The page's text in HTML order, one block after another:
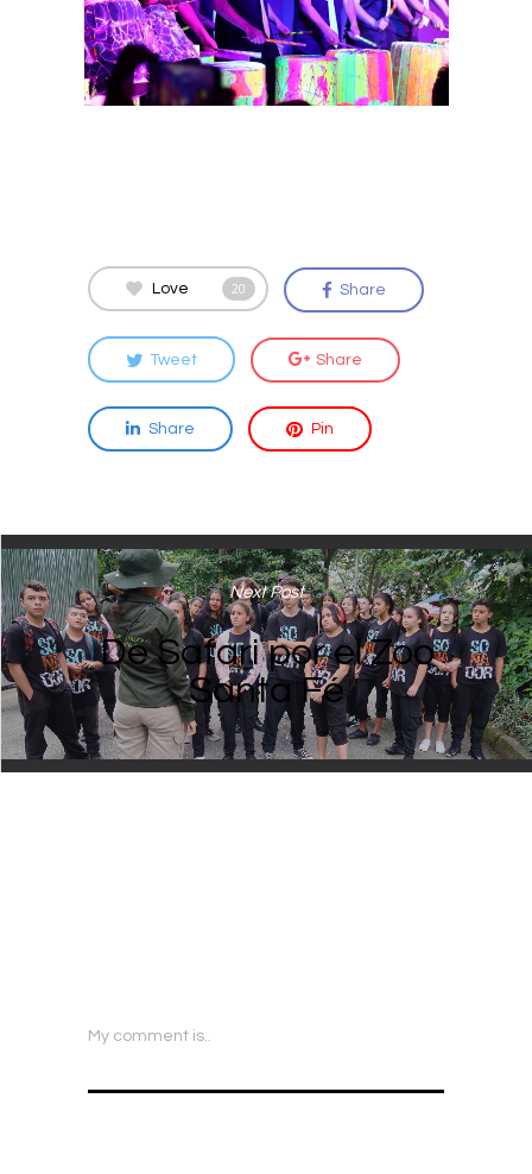
Love 20 Share
Tweet Share
Share Pin
Next Post
De Safari por el Zoo
Santa Fé
My comment is..